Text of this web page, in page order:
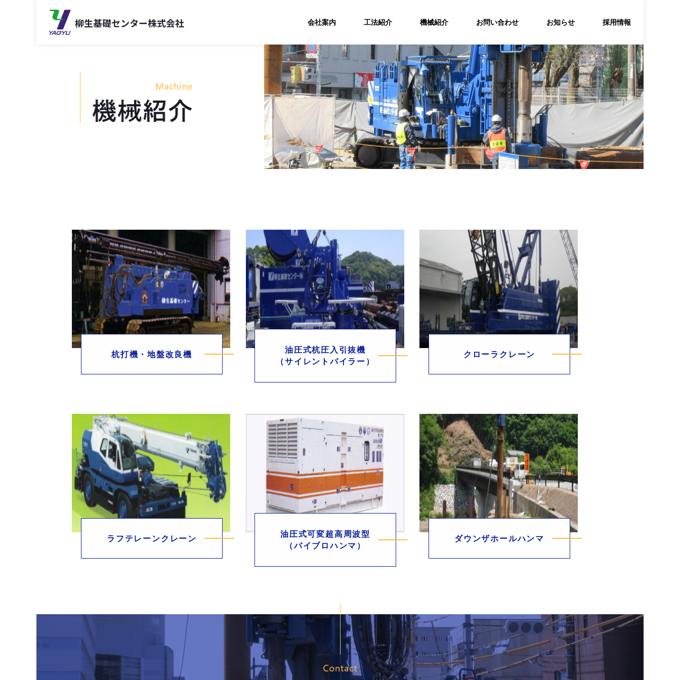
会社案内 工法紹介 機械紹介 お問い合わせ お知らせ 採用情報
杭打機・地盤改良機
油圧式杭圧入引抜機
（サイレントパイラー）
クローラクレーン
ラフテレーンクレーン
油圧式可変超高周波型
（バイブロハンマ）
ダウンザホールハンマ